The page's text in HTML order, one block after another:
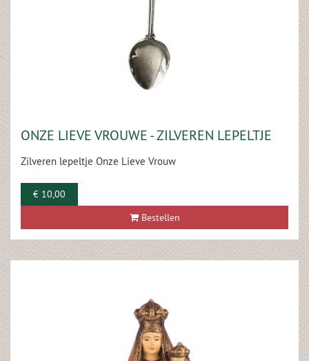
ONZE LIEVE VROUWE - ZILVEREN LEPELTJE
Zilveren lepeltje Onze Lieve Vrouw
€ 10,00
Bestellen